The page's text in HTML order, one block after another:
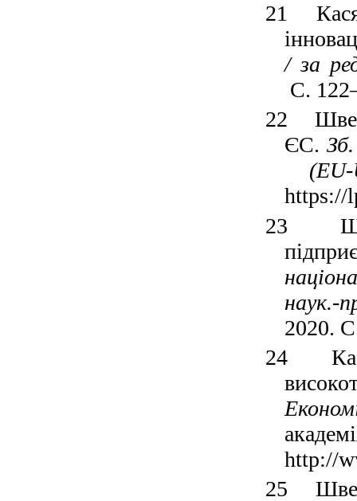
21
/ за
С.
22
ЄС.
(EU-
https://
23
наук.-
2020.
24
http://
25